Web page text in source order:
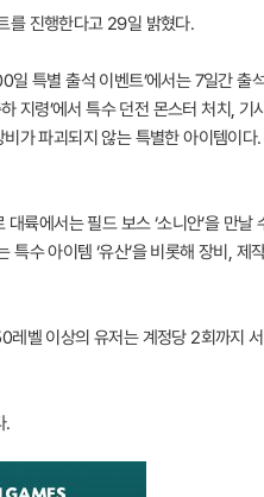
를 진행한다고 29일 밝혔다.
특별 출석 이벤트’에서는 7일간 출
령’에서 특수 던전 몬스터 처치, 기
파괴되지 않는 특별한 아이템이다.
에서는 필드 보스 ‘소니안’을 만날
특수 아이템 ‘유산’을 비롯해 장비,
벨 이상의 유저는 계정당 2회까지
.